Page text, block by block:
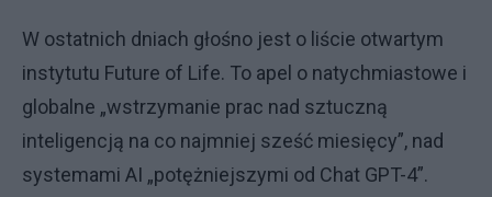
W ostatnich dniach głośno jest o liście otwartym
instytutu Future of Life. To apel o natychmiastowe i
globalne „wstrzymanie prac nad sztuczną
inteligencją na co najmniej sześć miesięcy”, nad
systemami AI „potężniejszymi od Chat GPT-4”.